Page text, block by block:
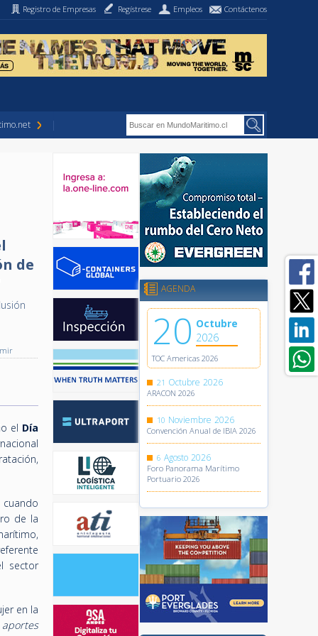
Registro de Empresas Regístrese Empleos Contáctenos
de
el Día
cuando
de la
sector
en la
AGENDA
20 Octubre
2026
TOC Americas 2026
21 Octubre 2026
ARACON 2026
10 Noviembre 2026
Convención Anual de IBIA 2026
6 Agosto 2026
Foro Panorama Marítimo
Portuario 2026